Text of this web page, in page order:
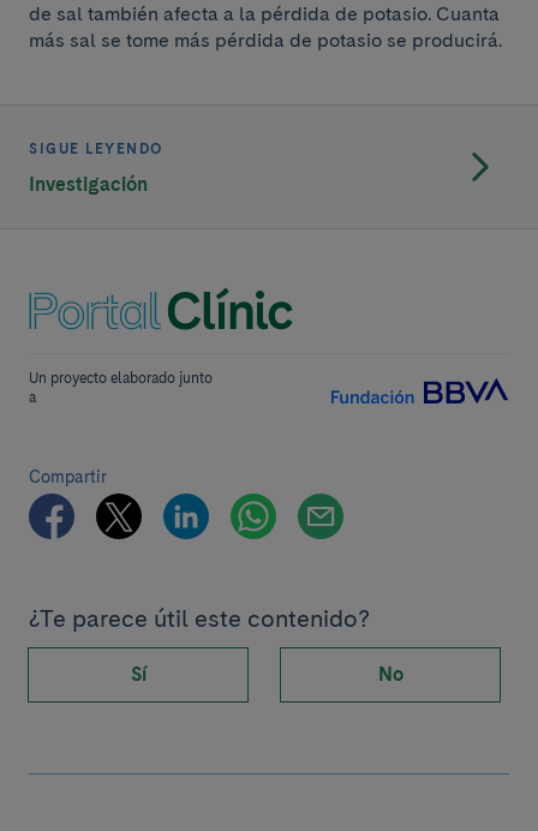
de sal también afecta a la pérdida de potasio. Cuanta
más sal se tome más pérdida de potasio se producirá.
SIGUE LEYENDO
Investigación
Un proyecto elaborado junto
a
Compartir
¿Te parece útil este contenido?
Sí No